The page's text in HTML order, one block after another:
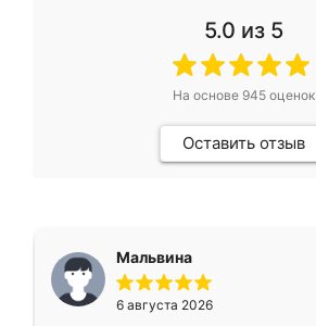
5.0 из 5
На основе 945оценок
Оставить отзыв
Мальвина
6 августа 2026